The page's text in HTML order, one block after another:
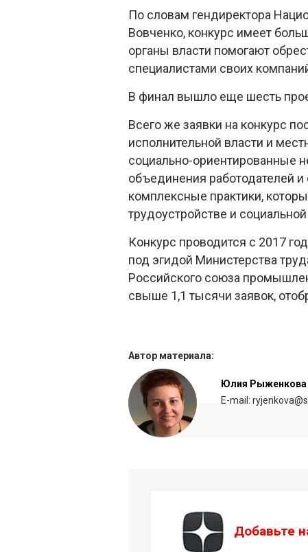
По словам гендиректора
Вовченко, конкурс имеет
органы власти помогают
специалистами своих
В финал вышло еще шесть
Всего же заявки на конкурс
исполнительной власти и
социально-ориентированные
объединения работодателей
комплексные практики,
трудоустройстве и
Конкурс проводится с 2017
под эгидой Министерства
Российского союза
свыше 1,1 тысячи заявок,
Автор материала:
Юлия Рыженкова
E-mail:
Добавьте